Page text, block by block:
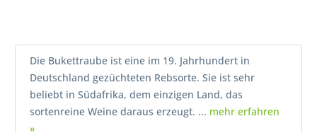
Die Bukettraube ist eine im 19. Jahrhundert in
Deutschland gezüchteten Rebsorte. Sie ist sehr
beliebt in Südafrika, dem einzigen Land, das
sortenreine Weine daraus erzeugt. ... mehr erfahren
»